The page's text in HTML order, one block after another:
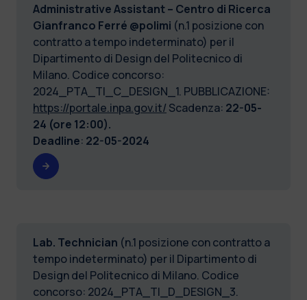
Administrative Assistant – Centro di Ricerca
Gianfranco Ferré @polimi (n.1 posizione con
contratto a tempo indeterminato) per il
Dipartimento di Design del Politecnico di
Milano. Codice concorso:
2024_PTA_TI_C_DESIGN_1. PUBBLICAZIONE:
https://portale.inpa.gov.it/ Scadenza: 22-05-
24 (ore 12:00).
Deadline: 22-05-2024
Lab. Technician (n.1 posizione con contratto a
tempo indeterminato) per il Dipartimento di
Design del Politecnico di Milano. Codice
concorso: 2024_PTA_TI_D_DESIGN_3.